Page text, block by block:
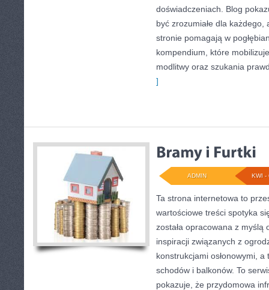
doświadczeniach. Blog
być zrozumiałe dla każdego,
stronie pomagają w
kompendium, które
modlitwy oraz szukania
]
KWI -
ADMIN
Ta strona internetowa to
wartościowe treści spotyka
została opracowana z myślą
inspiracji związanych z
konstrukcjami osłonowymi,
schodów i balkonów. To
pokazuje, że przydomowa